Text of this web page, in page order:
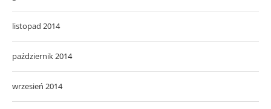
listopad 2014
październik 2014
wrzesień 2014